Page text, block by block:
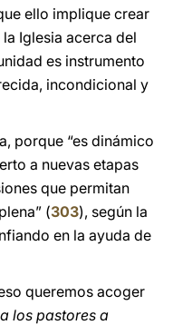
ello implique crear
Iglesia acerca del
es instrumento
incondicional y
porque “es dinámico
a nuevas etapas
que permitan
(303), según la
en la ayuda de
queremos acoger
los pastores a